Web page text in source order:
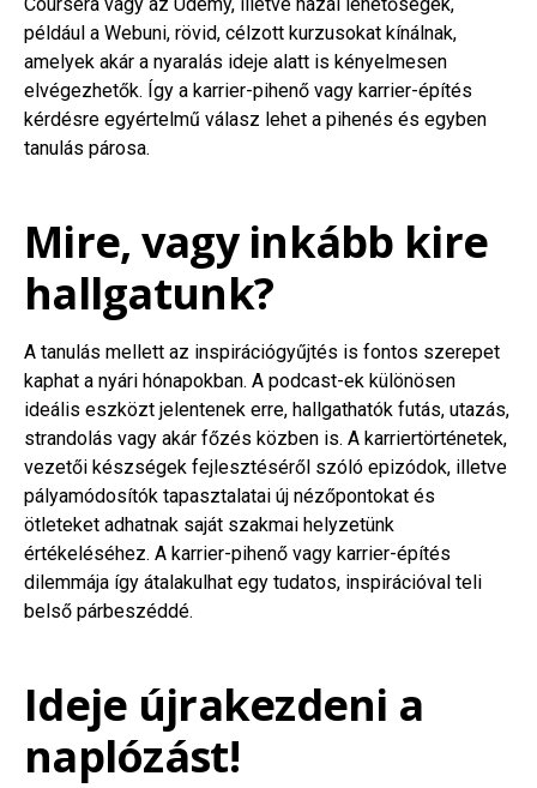
például a Webuni, rövid, célzott kurzusokat kínálnak,
amelyek akár a nyaralás ideje alatt is kényelmesen
elvégezhetők. Így a karrier-pihenő vagy karrier-építés
kérdésre egyértelmű válasz lehet a pihenés és egyben
tanulás párosa.
Mire, vagy inkább kire
hallgatunk?
A tanulás mellett az inspirációgyűjtés is fontos szerepet
kaphat a nyári hónapokban. A podcast-ek különösen
ideális eszközt jelentenek erre, hallgathatók futás, utazás,
strandolás vagy akár főzés közben is. A karriertörténetek,
vezetői készségek fejlesztéséről szóló epizódok, illetve
pályamódosítók tapasztalatai új nézőpontokat és
ötleteket adhatnak saját szakmai helyzetünk
értékeléséhez. A karrier-pihenő vagy karrier-építés
dilemmája így átalakulhat egy tudatos, inspirációval teli
belső párbeszéddé.
Ideje újrakezdeni a
naplózást!